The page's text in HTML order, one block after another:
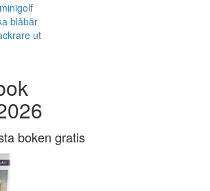
blåbär
ut
boken gratis